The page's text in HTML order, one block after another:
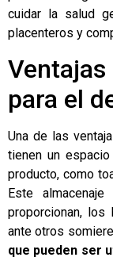
cuidar la salud
placenteros y
para el
Una de las
tienen un
producto, como
Este
proporcionan,
ante otros
que pueden ser